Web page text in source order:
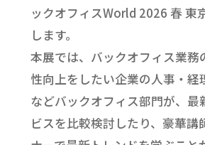
ックオフィスWorld 2026 春 東
します。
本展では、バックオフィス業務
性向上をしたい企業の人事・経
などバックオフィス部門が、最
ビスを比較検討したり、豪華講